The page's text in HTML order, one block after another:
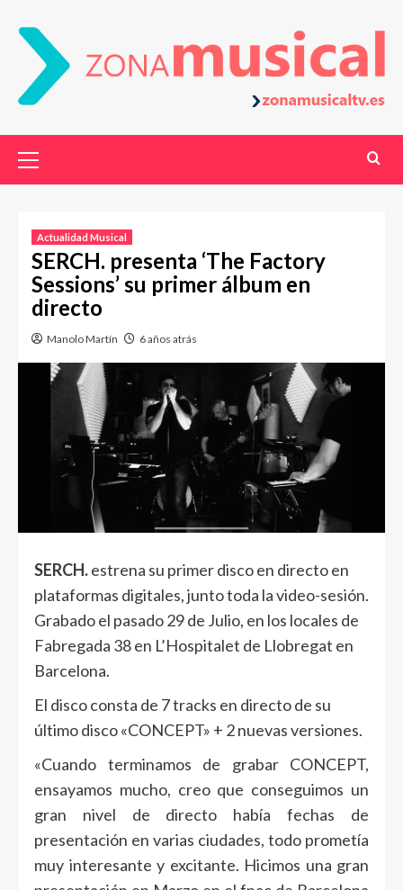
Actualidad Musical
SERCH. presenta ‘The Factory
Sessions’ su primer álbum en
directo
Manolo Martín 6 años atrás
SERCH.estrena su primer disco en directo en
plataformas digitales, junto toda la video-sesión.
Grabado el pasado 29 de Julio, en los locales de
Fabregada 38 en L’Hospitalet de Llobregat en
Barcelona.
El disco consta de 7 tracks en directo de su
último disco «CONCEPT» + 2 nuevas versiones.
«Cuando terminamos de grabar CONCEPT,
ensayamos mucho, creo que conseguimos un
gran nivel de directo había fechas de
presentación en varias ciudades, todo prometía
muy interesante y excitante. Hicimos una gran